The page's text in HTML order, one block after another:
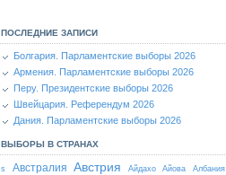
ПОСЛЕДНИЕ ЗАПИСИ
Болгария. Парламентские выборы 2026
Армения. Парламентские выборы 2026
Перу. Президентские выборы 2026
Швейцария. Референдум 2026
Дания. Парламентские выборы 2026
ВЫБОРЫ В СТРАНАХ
s Австралия Австрия Айдахо Айова
Албания